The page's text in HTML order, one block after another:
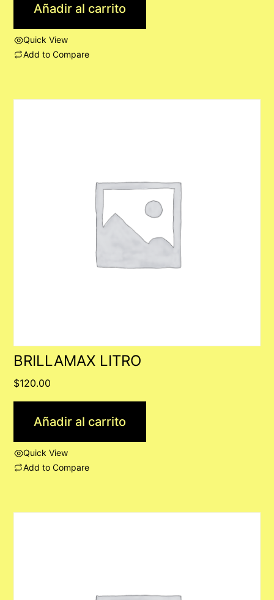
Añadir al carrito
Quick View
Add to Compare
BRILLAMAX LITRO
$120.00
Añadir al carrito
Quick View
Add to Compare